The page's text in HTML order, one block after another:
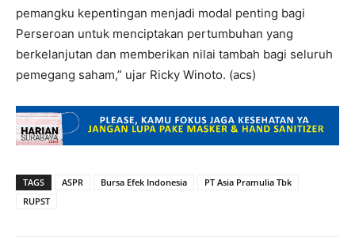
pemangku kepentingan menjadi modal penting bagi
Perseroan untuk menciptakan pertumbuhan yang
berkelanjutan dan memberikan nilai tambah bagi seluruh
pemegang saham,” ujar Ricky Winoto. (acs)
TAGS ASPR Bursa Efek Indonesia
PT Asia Pramulia Tbk
RUPST